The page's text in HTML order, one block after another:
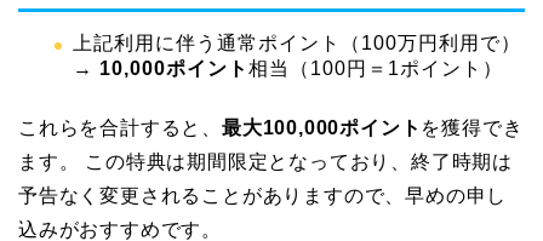
上記利用に伴う通常ポイント（100万円利用で）
→ 10,000ポイント 相当（100円＝1ポイント）
これらを合計すると、 最大100,000ポイント を獲得でき
ます。 この特典は期間限定となっており、終了時期は
予告なく変更されることがありますので、早めの申し
込みがおすすめです。